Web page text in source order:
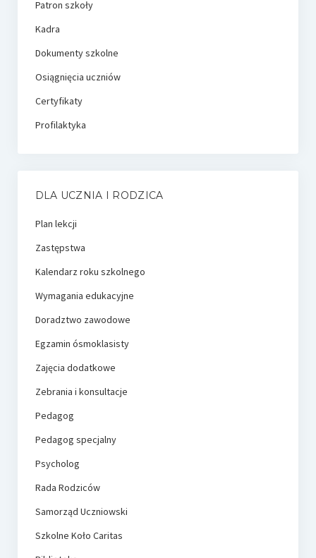
Patron szkoły
Kadra
Dokumenty szkolne
Osiągnięcia uczniów
Certyfikaty
Profilaktyka
DLA UCZNIA I RODZICA
Plan lekcji
Zastępstwa
Kalendarz roku szkolnego
Wymagania edukacyjne
Doradztwo zawodowe
Egzamin ósmoklasisty
Zajęcia dodatkowe
Zebrania i konsultacje
Pedagog
Pedagog specjalny
Psycholog
Rada Rodziców
Samorząd Uczniowski
Szkolne Koło Caritas